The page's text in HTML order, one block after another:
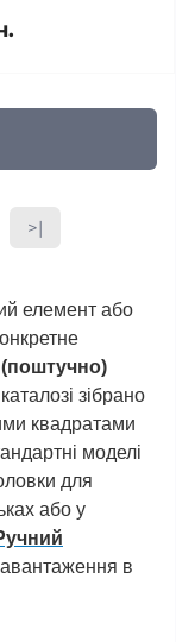
>|
елемент або
(поштучно)
зібрано
квадратами
моделі
для
або у
в